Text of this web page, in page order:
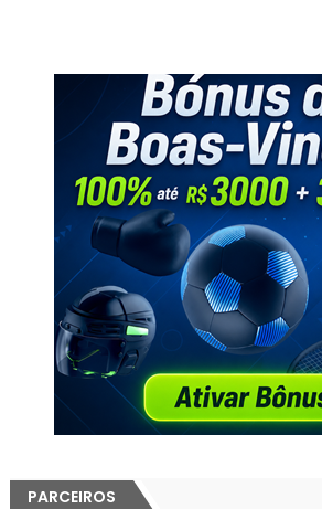
PARCEIROS